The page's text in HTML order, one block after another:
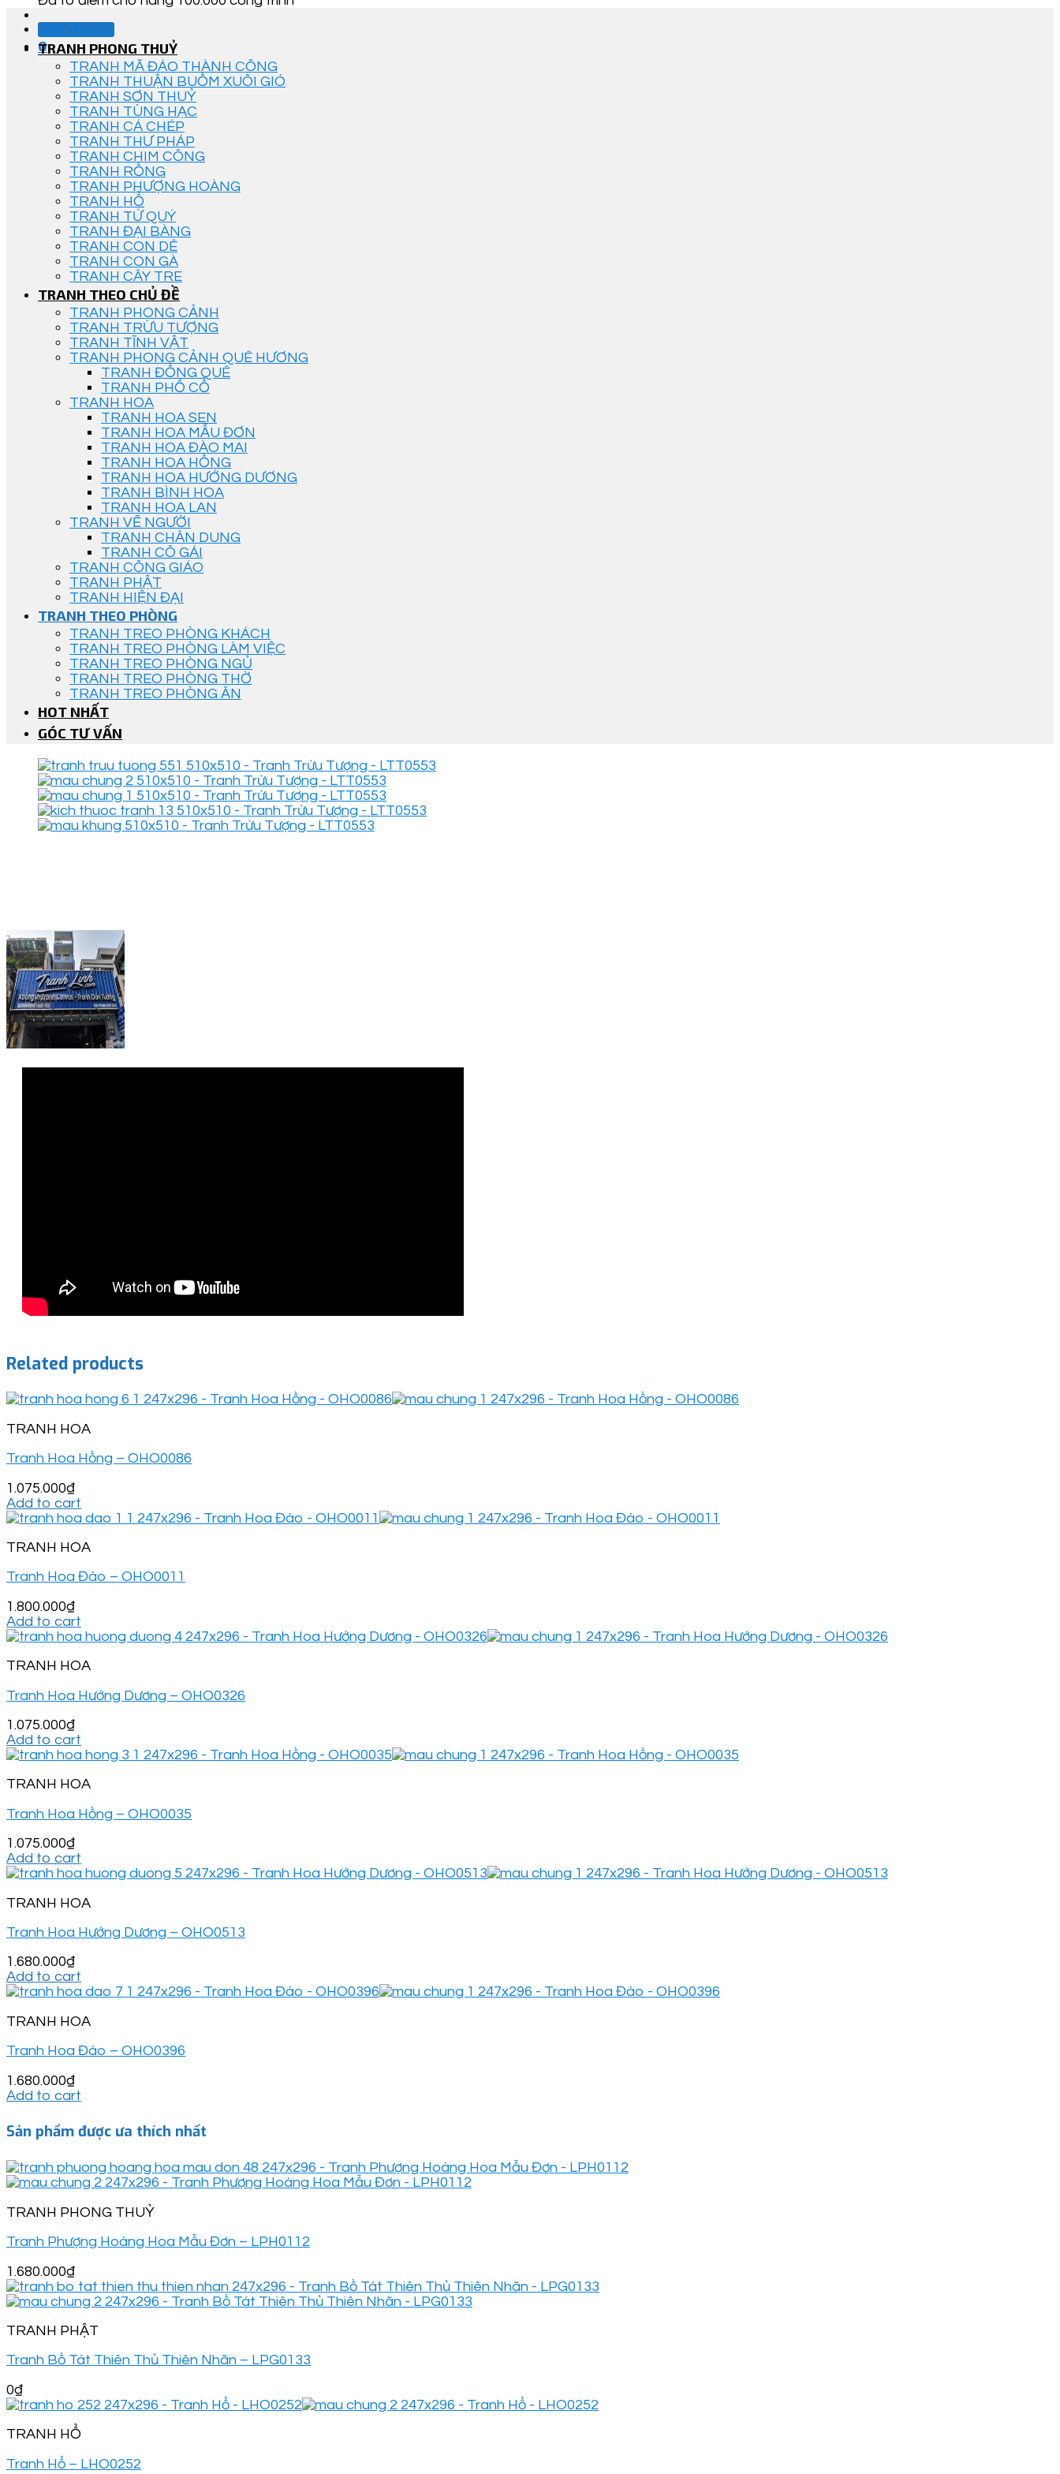
Góc Tư Vấn
0
TRANH PHONG THUỶ
TRANH MÃ ĐÁO THÀNH CÔNG
TRANH THUẬN BUỒM XUÔI GIÓ
TRANH SƠN THUỶ
TRANH TÙNG HẠC
TRANH CÁ CHÉP
TRANH THƯ PHÁP
TRANH CHIM CÔNG
TRANH RỒNG
TRANH PHƯỢNG HOÀNG
TRANH HỔ
TRANH TỨ QUÝ
TRANH ĐẠI BÀNG
TRANH CON DÊ
TRANH CON GÀ
TRANH CÂY TRE
TRANH THEO CHỦ ĐỀ
TRANH PHONG CẢNH
TRANH TRỪU TƯỢNG
TRANH TĨNH VẬT
TRANH PHONG CẢNH QUÊ HƯƠNG
TRANH ĐỒNG QUÊ
TRANH PHỐ CỔ
TRANH HOA
TRANH HOA SEN
TRANH HOA MẪU ĐƠN
TRANH HOA ĐÀO MAI
TRANH HOA HỒNG
TRANH HOA HƯỚNG DƯƠNG
TRANH BÌNH HOA
TRANH HOA LAN
TRANH VẼ NGƯỜI
TRANH CHÂN DUNG
TRANH CÔ GÁI
TRANH CÔNG GIÁO
TRANH PHẬT
TRANH HIỆN ĐẠI
TRANH THEO PHÒNG
TRANH TREO PHÒNG KHÁCH
TRANH TREO PHÒNG LÀM VIỆC
TRANH TREO PHÒNG NGỦ
TRANH TREO PHÒNG THỜ
TRANH TREO PHÒNG ĂN
HOT NHẤT
GÓC TƯ VẤN
Related products
TRANH HOA
Tranh Hoa Hồng – OHO0086
1.075.000₫
Add to cart
TRANH HOA
Tranh Hoa Đào – OHO0011
1.800.000₫
Add to cart
TRANH HOA
Tranh Hoa Hướng Dương – OHO0326
1.075.000₫
Add to cart
TRANH HOA
Tranh Hoa Hồng – OHO0035
1.075.000₫
Add to cart
TRANH HOA
Tranh Hoa Hướng Dương – OHO0513
1.680.000₫
Add to cart
TRANH HOA
Tranh Hoa Đào – OHO0396
1.680.000₫
Add to cart
Sản phẩm được ưa thích nhất
TRANH PHONG THUỶ
Tranh Phượng Hoàng Hoa Mẫu Đơn – LPH0112
1.680.000₫
TRANH PHẬT
Tranh Bồ Tát Thiên Thủ Thiên Nhãn – LPG0133
0₫
TRANH HỔ
Tranh Hổ – LHO0252